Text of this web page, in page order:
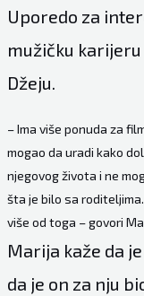
Uporedo za
mužičku
Džeju.
– Ima više ponuda za
mogao da uradi kako
njegovog života i ne
šta je bilo sa
više od toga – govori
Marija kaže da
da je on za nju